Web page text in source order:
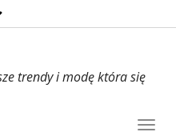
trendy i modę która się